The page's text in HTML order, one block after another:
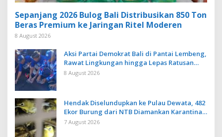
Sepanjang 2026 Bulog Bali Distribusikan 850 Ton
Beras Premium ke Jaringan Ritel Moderen
8 August 2026
Aksi Partai Demokrat Bali di Pantai Lembeng,
Rawat Lingkungan hingga Lepas Ratusan
Tukik Bedawang Nala
8 August 2026
Hendak Diselundupkan ke Pulau Dewata, 482
Ekor Burung dari NTB Diamankan Karantina
Bali
7 August 2026